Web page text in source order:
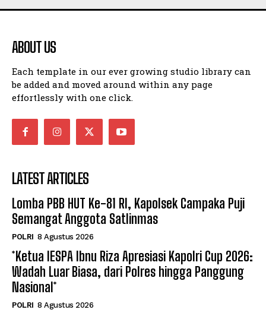
ABOUT US
Each template in our ever growing studio library can
be added and moved around within any page
effortlessly with one click.
LATEST ARTICLES
Lomba PBB HUT Ke-81 RI, Kapolsek Campaka Puji
Semangat Anggota Satlinmas
POLRI 8 Agustus 2026
*Ketua IESPA Ibnu Riza Apresiasi Kapolri Cup 2026:
Wadah Luar Biasa, dari Polres hingga Panggung
Nasional*
POLRI 8 Agustus 2026